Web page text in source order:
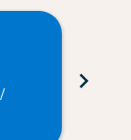
/
chevron_right